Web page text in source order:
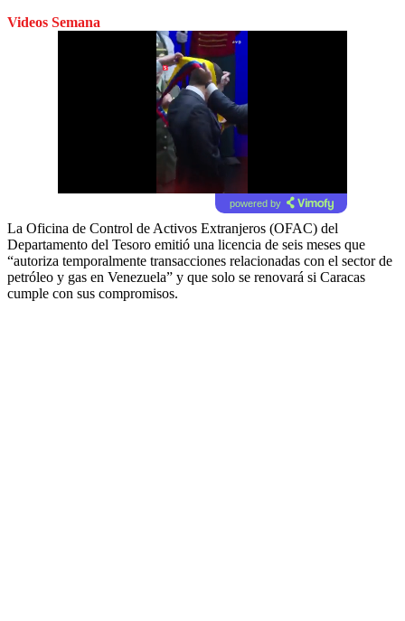
Videos Semana
powered by
La Oficina de Control de Activos Extranjeros (OFAC) del
Departamento del Tesoro emitió una licencia de seis meses que
“autoriza temporalmente transacciones relacionadas con el sector de
petróleo y gas en Venezuela” y que solo se renovará si Caracas
cumple con sus compromisos.